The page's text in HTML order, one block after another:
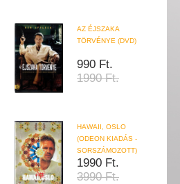
AZ ÉJSZAKA
TÖRVÉNYE (DVD)
990 Ft.
1990 Ft.
HAWAII, OSLO
(ODEON KIADÁS -
SORSZÁMOZOTT)
1990 Ft.
3990 Ft.